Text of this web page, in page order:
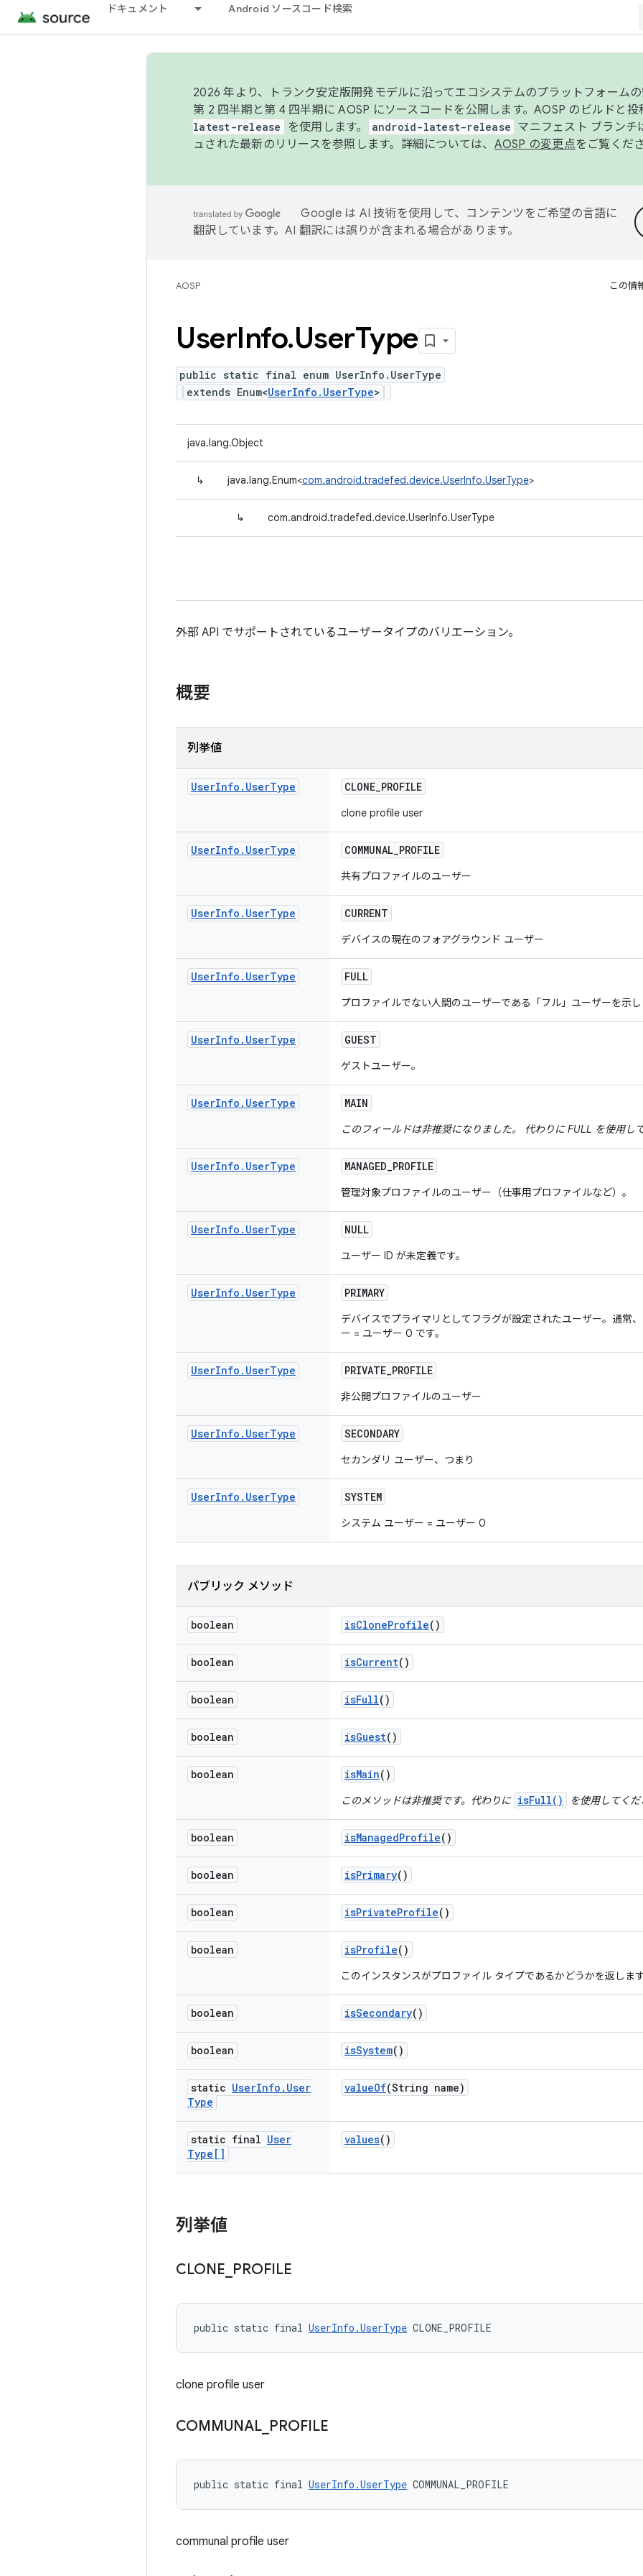
ドキュメント Android ソースコード検索
2026 年より、トランク安定版開発モデルに沿ってエコシステムのプラットフォーム
第 2 四半期と第 4 四半期に AOSP にソースコードを公開します。AOSP のビルドと投
latest-release を使用します。 android-latest-release マニフェスト ブランチ
ュされた最新のリリースを参照します。詳細については、 AOSP の変更点をご覧くだ
Google は AI 技術を使用して、コンテンツをご希望の言語に
翻訳しています。AI 翻訳には誤りが含まれる場合があります。
AOSP この情
UserInfo.UserType
public static final enum UserInfo.UserType
extends Enum<UserInfo.UserType>
java.lang.Object
↳ java.lang.Enum<com.android.tradefed.device.UserInfo.UserType>
↳ com.android.tradefed.device.UserInfo.UserType
外部 API でサポートされているユーザータイプのバリエーション。
概要
列挙値
UserInfo . UserType CLONE_PROFILE
clone profile user
UserInfo . UserType COMMUNAL_PROFILE
共有プロファイルのユーザー
UserInfo . UserType CURRENT
デバイスの現在のフォアグラウンド ユーザー
UserInfo . UserType FULL
プロファイルでない人間のユーザーである「フル」ユーザーを示
UserInfo . UserType GUEST
ゲストユーザー。
UserInfo . UserType MAIN
このフィールドは非推奨になりました。 代わりに FULL を使用し
UserInfo . UserType MANAGED_PROFILE
管理対象プロファイルのユーザー（仕事用プロファイルなど）。
UserInfo . UserType NULL
ユーザー ID が未定義です。
UserInfo . UserType PRIMARY
デバイスでプライマリとしてフラグが設定されたユーザー。通常
ー = ユーザー 0 です。
UserInfo . UserType PRIVATE_PROFILE
非公開プロファイルのユーザー
UserInfo . UserType SECONDARY
セカンダリ ユーザー、つまり
UserInfo . UserType SYSTEM
システム ユーザー = ユーザー 0
パブリック メソッド
boolean isCloneProfile()
boolean isCurrent()
boolean isFull()
boolean isGuest()
boolean isMain()
このメソッドは非推奨です。代わりに isFull() を使用してく
boolean isManagedProfile()
boolean isPrimary()
boolean isPrivateProfile()
boolean isProfile()
このインスタンスがプロファイル タイプであるかどうかを返しま
boolean isSecondary()
boolean isSystem()
static UserInfo . User
Type
valueOf(String name)
static final User
Type[]
values()
列挙値
CLONE PROFILE
public static final UserInfo.UserType CLONE_PROFILE
clone profile user
COMMUNAL PROFILE
public static final UserInfo.UserType COMMUNAL_PROFILE
communal profile user